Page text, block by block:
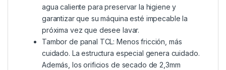
agua caliente para preservar la higiene y
garantizar que su máquina esté impecable la
próxima vez que desee lavar.
Tambor de panal TCL: Menos fricción, más
cuidado. La estructura especial genera cuidado.
Además, los orificios de secado de 2,3mm